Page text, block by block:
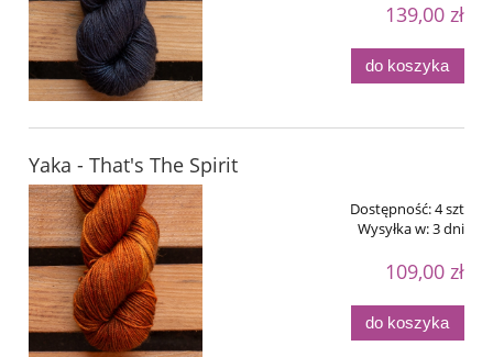
139,00 zł
do koszyka
Yaka - That's The Spirit
Dostępność:4 szt
Wysyłka w:3 dni
109,00 zł
do koszyka